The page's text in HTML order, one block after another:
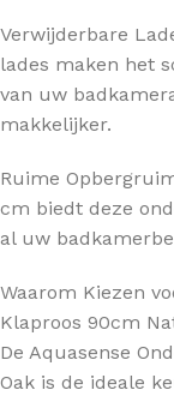
Verwijderbare
lades maken het
van uw
makkelijker.
Ruime
cm biedt deze
al uw
Waarom Kiezen
Klaproos 90cm
De Aquasense
Oak is de ideale